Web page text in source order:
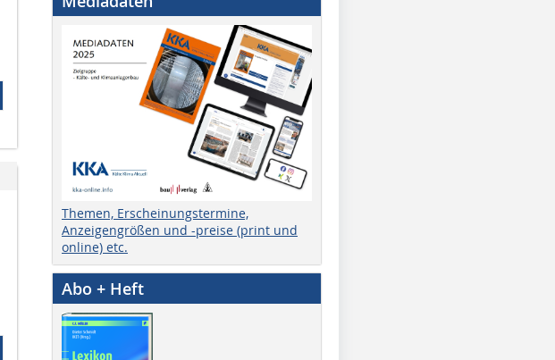
Themen, Erscheinungstermine,
Anzeigengrößen und -preise (print und
online) etc.
Abo + Heft